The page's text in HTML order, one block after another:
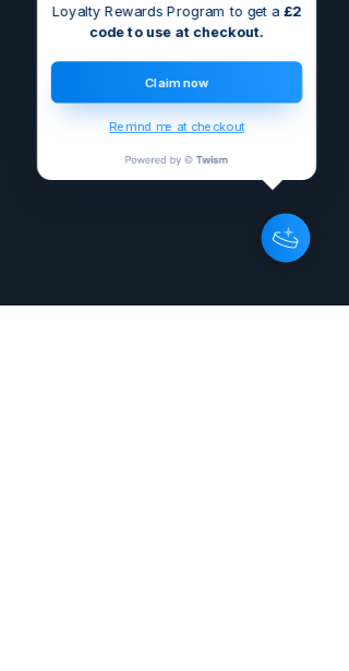
Loyalty Rewards Program to get a £2
code to use at checkout.
Claim now
Remind me at checkout